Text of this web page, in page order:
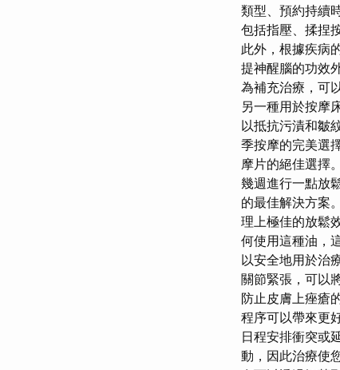
類型、預約持續
包括指壓、揉捏
此外，根據疾病
提神醒腦的功效
為補充治療，可
另一種用於按摩
以抵抗污漬和皺
季按摩的完美選
摩片的絕佳選擇
幾週進行一點放
的最佳解決方案
理上極佳的放鬆
何使用這種油，
以安全地用於治
關節緊張，可以
防止皮膚上痤瘡
程序可以帶來更
日程安排衝突或
動，因此治療使